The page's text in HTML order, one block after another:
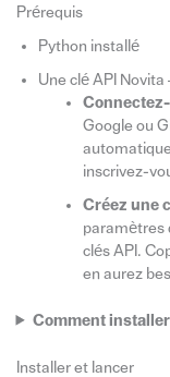
Prérequis
Python installé
Une clé API
Google ou
inscrivez-
Créez une
paramètres
clés API.
en aurez
Comment
Installer et lancer